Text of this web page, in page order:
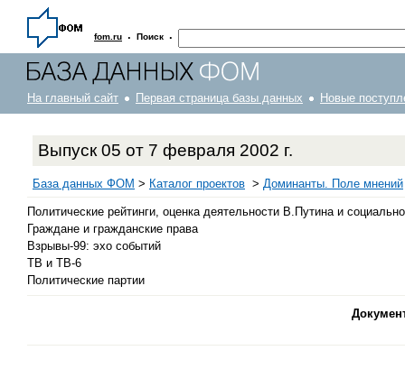
fom.ru · Поиск ·
На главный сайт Первая страница базы данных Новые
Выпуск 05 от 7 февраля 2002 г.
База данных ФОМ > Каталог проектов > Доминанты. Поле мнений
Политические рейтинги, оценка деятельности В.Путина и
Граждане и гражданские права
Взрывы-99: эхо событий
ТВ и ТВ-6
Политические партии